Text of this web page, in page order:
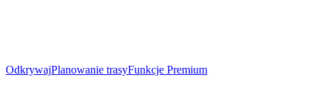
OdkrywajPlanowanie trasyFunkcje Premium